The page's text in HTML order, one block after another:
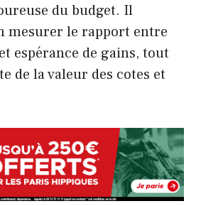
du budget. Il
mesurer le rapport entre
espérance de gains, tout
de la valeur des cotes et